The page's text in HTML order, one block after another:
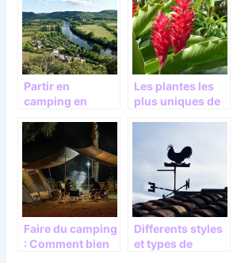
Partir en
camping en
conseils.
Les plantes les
plus uniques de
Faire du camping
: Comment bien
Differents styles
et types de